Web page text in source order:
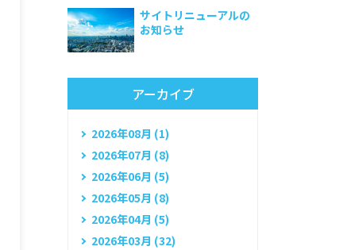
サイトリニューアルの
お知らせ
アーカイブ
2026年08月 (1)
2026年07月 (8)
2026年06月 (5)
2026年05月 (8)
2026年04月 (5)
2026年03月 (32)